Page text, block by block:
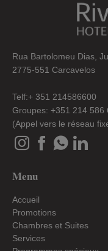
Rua Bartolomeu Dias,
2775-551 Carcavelos
Telf:+ 351 214586600
Groupes: +351 214 586
(Appel vers le réseau
Menu
Accueil
Promotions
Chambres et Suites
Services